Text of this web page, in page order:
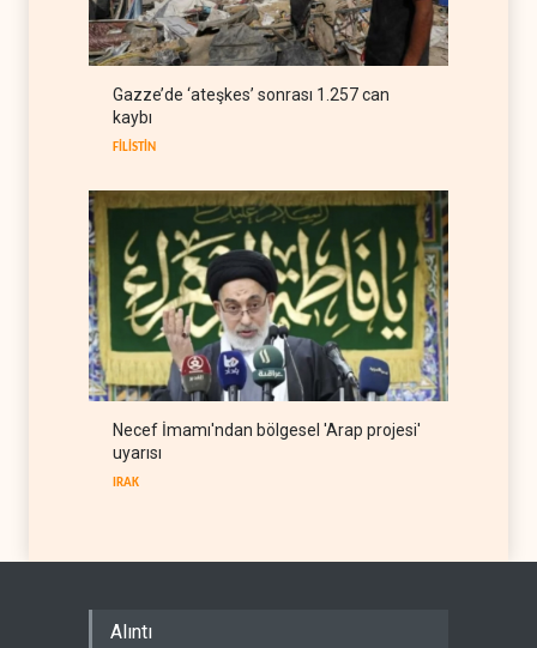
kısıtlamaya başladı
TÜRKİYE 08 Ağustos 2026
Hava gücü Trump'ın
Gazze’de ‘ateşkes’ sonrası 1.257 can
kaybı
FİLİSTİN
Necef İmamı'ndan bölgesel 'Arap projesi'
uyarısı
IRAK
Alıntı